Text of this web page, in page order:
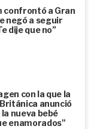
confrontó a Gran
negó a seguir
dije que no”
con la que la
anunció
nueva bebé
enamorados"